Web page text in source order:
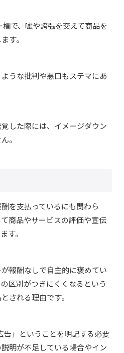
で、嘘や誇張を交えて商品を
す。
うな批判や悪口もステマにあ
した際には、イメージダウン
。
を支払っているにも関わら
商品やサービスの評価や宣伝
す。
報酬なしで自主的に褒めてい
区別がつきにくくなるという
される理由です。
告」ということを明記する必要
明が不足している場合やイン